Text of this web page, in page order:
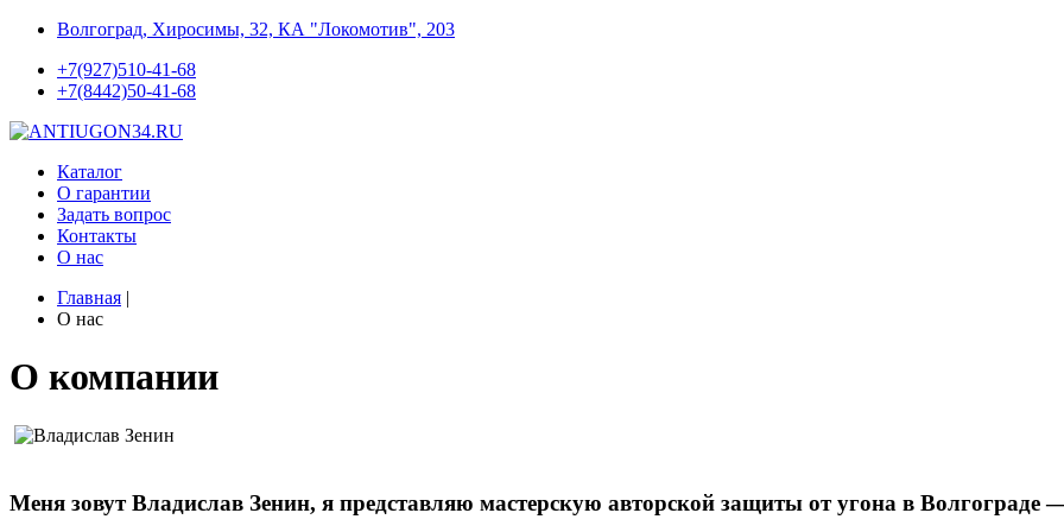
Волгоград, Хиросимы, 32, КА "Локомотив", 203
+7(927)510-41-68
+7(8442)50-41-68
Каталог
О гарантии
Задать вопрос
Контакты
О нас
Главная |
О нас
О компании
Меня зовут Владислав Зенин, я представляю мастерскую авторской защиты от угона в